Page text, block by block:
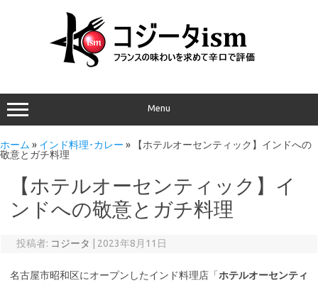
Menu
ホーム » インド料理･カレー »
【ホテルオーセンティック】インドへの
敬意とガチ料理
【ホテルオーセンティック】イ
ンドへの敬意とガチ料理
投稿者: コジータ 2023年8月11日
名古屋市昭和区にオープンしたインド料理店「ホテルオーセンティ